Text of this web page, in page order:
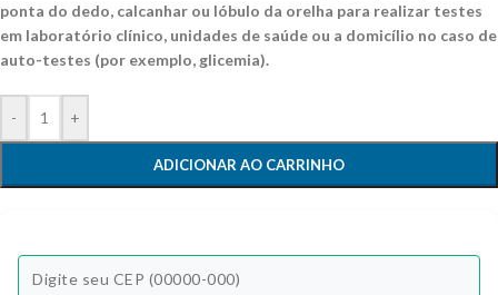
ponta do dedo, calcanhar ou lóbulo da orelha para realizar testes
em laboratório clínico, unidades de saúde ou a domicílio no caso de
auto-testes (por exemplo, glicemia).
- +
ADICIONAR AO CARRINHO